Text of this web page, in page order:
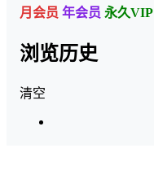
月会员 年会员 永久VIP
浏览历史
清空